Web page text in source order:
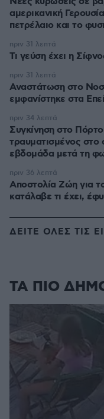
αμερικανική
πετρέλαιο και το
Τι γεύση έχει η
πριν 31 λεπτά
Αναστάτωση στο
εμφανίστηκε στα
πριν 31 λεπτά
Συγκίνηση στο
τραυματισμένος στο
εβδομάδα μετά τη
πριν 34 λεπτά
Αποστολία Ζώη για
κατάλαβε τι έχει,
πριν 36 λεπτά
ΔΕΙΤΕ ΟΛΕΣ ΤΙΣ
ΤΑ ΠΙΟ